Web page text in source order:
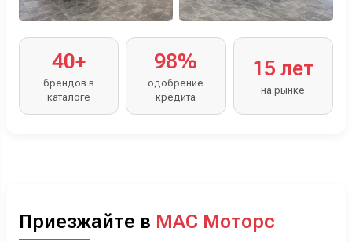
40+
брендов в
каталоге
98%
одобрение
кредита
15 лет
на рынке
Приезжайте в МАС Моторс